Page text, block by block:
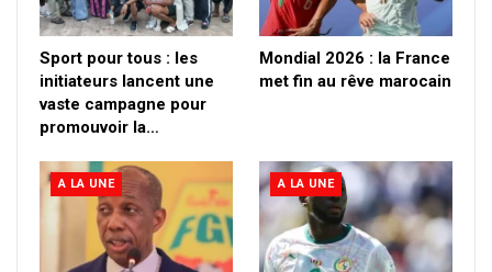
Sport pour tous : les
initiateurs lancent une
vaste campagne pour
promouvoir la…
Mondial 2026 : la France
met fin au rêve marocain
A LA UNE A LA UNE